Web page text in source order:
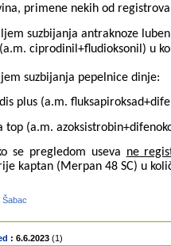
primene nekih od
suzbijanja antraknoze
ciprodinil+fludioksonil) u
suzbijanja pepelnice dinje:
plus (a.m.
top (a.m.
se pregledom useva ne
kaptan (Merpan 48 SC) u
Šabac
: 6.6.2023 ‎(1)